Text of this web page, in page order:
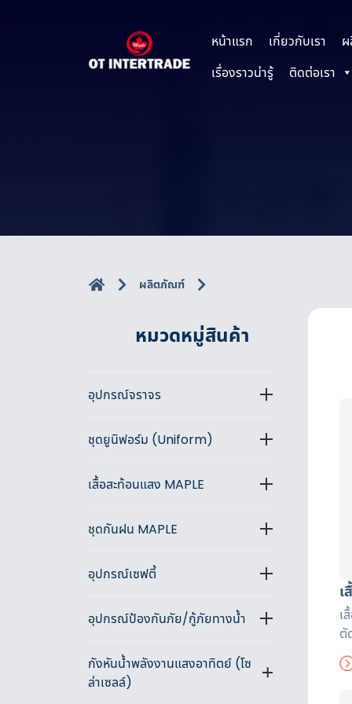
หน้าแรก เกี่ยวกับเรา
เรื่องราวน่ารู้
ติดต่อเรา
ผลิตภัณฑ์
หมวดหมู่สินค้า
อุปกรณ์จราจร
ชุดยูนิฟอร์ม (Uniform)
เสื้อสะท้อนแสง MAPLE
ชุดกันฝน MAPLE
อุปกรณ์เซฟตี้
อุปกรณ์ป้องกันภัย/กู้ภัยทางน้ำ
กังหันน้ำพลังงานแสงอาทิตย์ (โซ
ล่าเซลล์)
เ
เ
ตั
ม